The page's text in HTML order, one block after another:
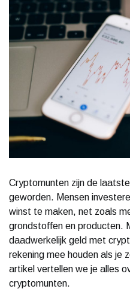
Cryptomunten zijn de
geworden. Mensen
winst te maken, net zoals
grondstoffen en producten.
daadwerkelijk geld met
rekening mee houden als je
artikel vertellen we je alles
cryptomunten.